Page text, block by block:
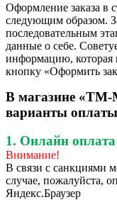
Оформление заказа в
следующим образом.
последовательным
данные о себе.
информацию, которая
кнопку «Оформить
В магазине «ТМ-
варианты
1. Онлайн
Внимание!
В связи с санкциями
случае, пожалуйста,
Яндекс.Браузер